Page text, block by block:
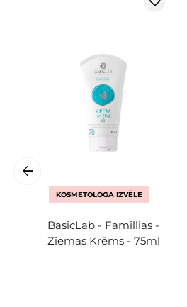
KOSMETOLOGA IZVĒLE
BasicLab - Famillias -
Ziemas Krēms - 75ml